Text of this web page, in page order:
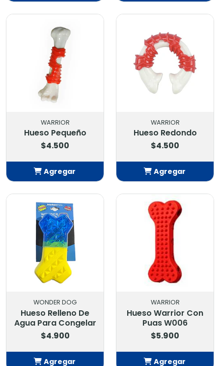
WARRIOR
Hueso Pequeño
$4.500
Agregar
Añadido
WARRIOR
Hueso Redondo
$4.500
Agregar
Añadido
WONDER DOG
Hueso Relleno De
Agua Para Congelar
$4.900
Agregar
WARRIOR
Hueso Warrior Con
Puas W006
$5.900
Agregar